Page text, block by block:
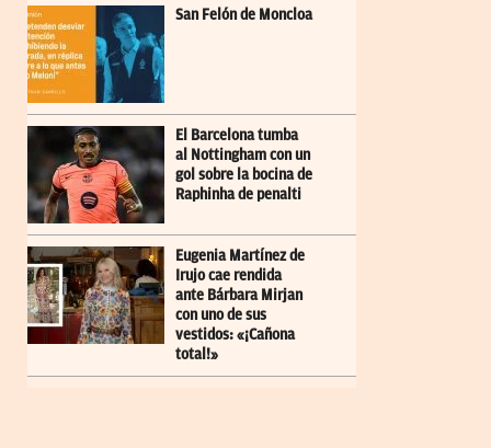
San Felón de Moncloa
El Barcelona tumba
al Nottingham con un
gol sobre la bocina de
Raphinha de penalti
Eugenia Martínez de
Irujo cae rendida
ante Bárbara Mirjan
con uno de sus
vestidos: «¡Cañona
total!»